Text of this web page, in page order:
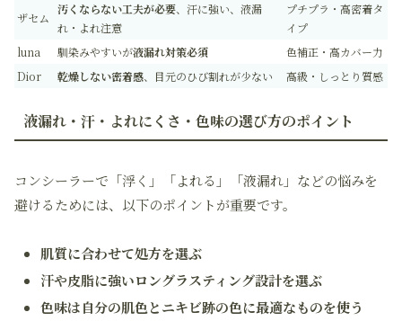
ザセム
汚くならない工夫が必要、汗に強い、液漏
れ・よれ注意
プチプラ・高密着タ
イプ
luna
馴染みやすいが液漏れ対策必須
色補正・高カバー力
Dior
乾燥しない密着感、目元のひび割れが少ない 高級・しっとり質感
液漏れ・汗・よれにくさ・色味の選び方のポイント
コンシーラーで「浮く」「よれる」「液漏れ」などの悩みを
避けるためには、以下のポイントが重要です。
肌質に合わせて処方を選ぶ
汗や皮脂に強いロングラスティング設計を選ぶ
色味は自分の肌色とニキビ跡の色に最適なものを使う